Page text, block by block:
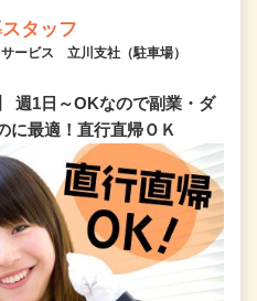
タッフ
ービス 立川支社（駐車場）
週1日～OKなので副業・ダ
に最適！直行直帰ＯＫ